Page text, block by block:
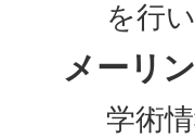
を行
メーリ
学術